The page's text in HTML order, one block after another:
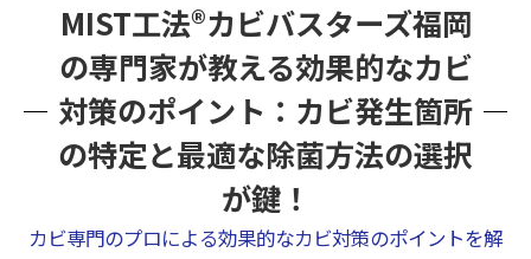
MIST工法®カビバスターズ福岡
の専門家が教える効果的なカビ
対策のポイント：カビ発生箇所
の特定と最適な除菌方法の選択
が鍵！
カビ専門のプロによる効果的なカビ対策のポイントを解